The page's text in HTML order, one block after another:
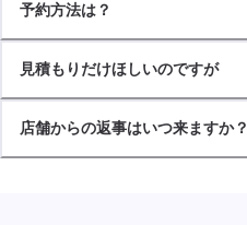
予約方法は？
見積もりだけほしいのですが
店舗からの返事はいつ来ますか？